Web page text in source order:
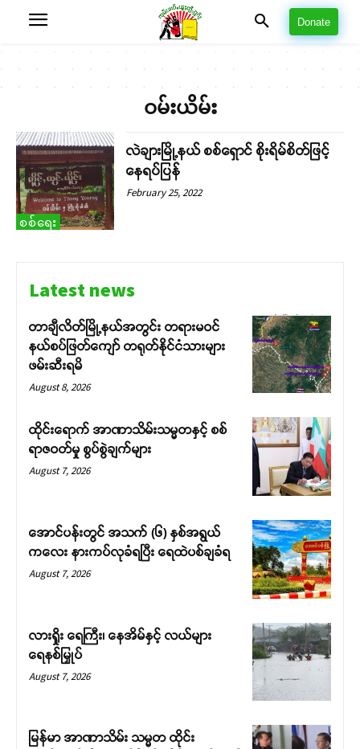
Donate
ဝမ်းယိမ်း
စစ်ရေး
လဲချားမြို့နယ် စစ်ရှောင် စိုးရိမ်စိတ်ဖြင့်
နေရပ်ပြန်
February 25, 2022
Latest news
တာချီလိတ်မြို့နယ်အတွင်း တရားမဝင်
နယ်စပ်ဖြတ်ကျော် တရုတ်နိုင်ငံသားများ
ဖမ်းဆီးရမိ
August 8, 2026
ထိုင်းရောက် အာဏာသိမ်းသမ္မတနှင့် စစ်
ရာဇဝတ်မှု စွပ်စွဲချက်များ
August 7, 2026
အောင်ပန်းတွင် အသက် (၆) နှစ်အရွယ်
ကလေး နားကပ်လုခံရပြီး ရေထဲပစ်ချခံရ
August 7, 2026
လားရှိုး ရေကြီး၊ နေအိမ်နှင့် လယ်များ
ရေနစ်မြှုပ်
August 7, 2026
မြန်မာ အာဏာသိမ်း သမ္မတ ထိုင်း